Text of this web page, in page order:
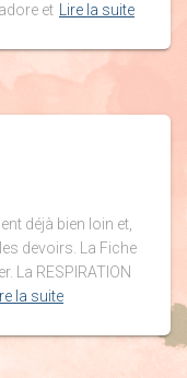
et
Lire la suite
déjà bien loin et,
devoirs. La Fiche
La RESPIRATION
la suite